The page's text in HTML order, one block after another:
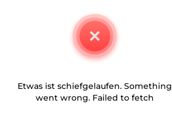
Etwas ist schiefgelaufen. Something
went wrong. Failed to fetch